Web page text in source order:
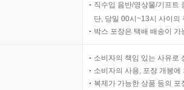
직수입 음반/영상물/기프트
단, 당일 00시~13시 사이의
박스 포장은 택배 배송이
소비자의 책임 있는 사유로
소비자의 사용, 포장 개봉
복제가 가능한 상품 등의